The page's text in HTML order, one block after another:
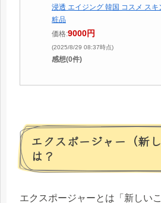
浸透 エイジング 韓国 コスメ スキ
粧品
価格:9000円
(2025/8/29 08:37時点)
感想(0件)
エクスポージャー（新
は？
エクスポージャーとは「新しい